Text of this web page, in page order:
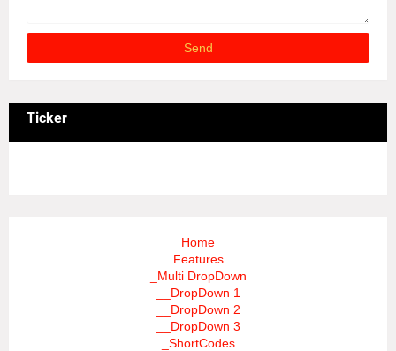
Ticker
Home
Features
_Multi DropDown
__DropDown 1
__DropDown 2
__DropDown 3
_ShortCodes